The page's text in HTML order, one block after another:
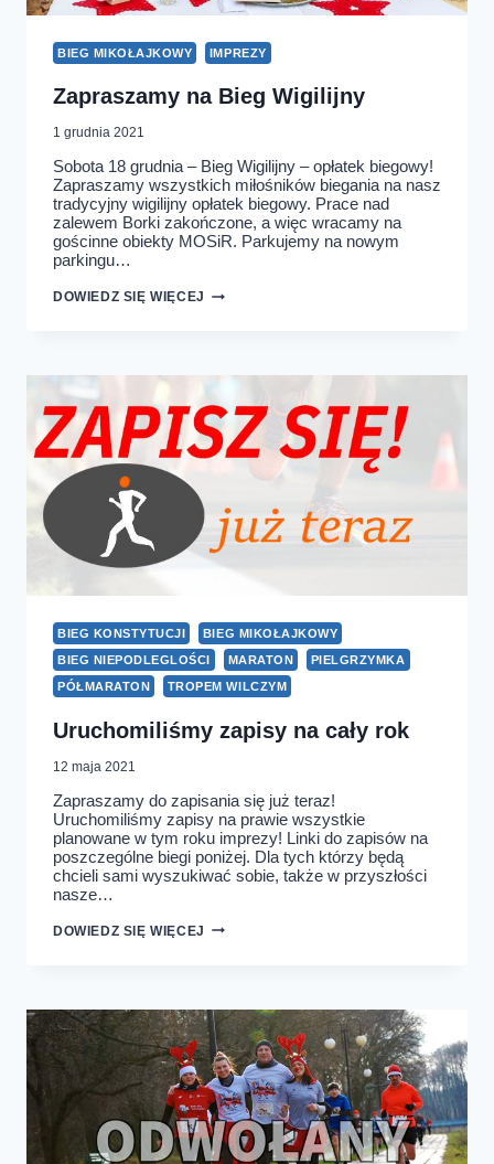
BIEG MIKOŁAJKOWY IMPREZY
Zapraszamy na Bieg Wigilijny
1 grudnia 2021
Sobota 18 grudnia – Bieg Wigilijny – opłatek biegowy!
Zapraszamy wszystkich miłośników biegania na nasz
tradycyjny wigilijny opłatek biegowy. Prace nad
zalewem Borki zakończone, a więc wracamy na
gościnne obiekty MOSiR. Parkujemy na nowym
parkingu…
DOWIEDZ SIĘ WIĘCEJ ZAPRASZAMY
BIEG KONSTYTUCJI
BIEG MIKOŁAJKOWY
BIEG NIEPODLEGLOŚCI
MARATON
PIELGRZYMKA
PÓŁMARATON
TROPEM WILCZYM
Uruchomiliśmy zapisy na cały rok
12 maja 2021
Zapraszamy do zapisania się już teraz!
Uruchomiliśmy zapisy na prawie wszystkie
planowane w tym roku imprezy! Linki do zapisów na
poszczególne biegi poniżej. Dla tych którzy będą
chcieli sami wyszukiwać sobie, także w przyszłości
nasze…
DOWIEDZ SIĘ WIĘCEJ URUCHOMILIŚMY